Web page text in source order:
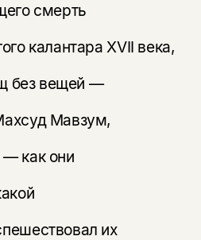
смерть
калантара XVII века,
без вещей —
Мавзум,
как они
их